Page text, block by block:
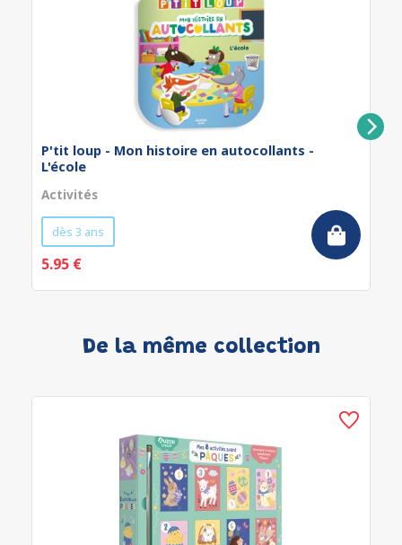
P'tit loup - Mon histoire en autocollants -
L'école
Activités
dès 3 ans
5.95 €
De la même collection